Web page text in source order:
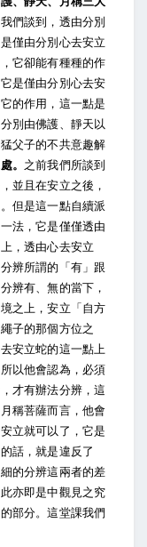
們談到，透由分別
僅由分別心去安立
它卻能有種種的作
是僅由分別心去安
的作用，這一點是
別由佛護、靜天以
父子的不共意趣解
。 之前我們所談到
並且在安立之後，
但是這一點自續派
法，它是僅僅透由
，透由心去安立
辨所謂的「有」跟
辨有、無的當下，
之上，安立「自方
子的那個方位之
安立蛇的這一點上
以他會認為，必須
才有辦法分辨，這
稱菩薩而言，他會
立就可以了，它是
話，就是違反了
的分辨這兩者的差
亦即是中觀見之究
部分。這堂課我們